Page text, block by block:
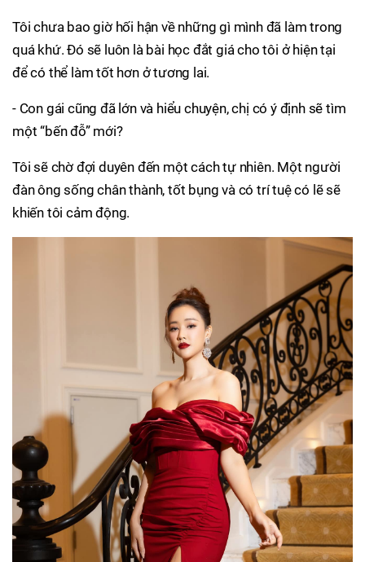
Tôi chưa bao giờ hối hận về những gì mình đã làm trong
quá khứ. Đó sẽ luôn là bài học đắt giá cho tôi ở hiện tại
để có thể làm tốt hơn ở tương lai.
- Con gái cũng đã lớn và hiểu chuyện, chị có ý định sẽ tìm
một “bến đỗ” mới?
Tôi sẽ chờ đợi duyên đến một cách tự nhiên. Một người
đàn ông sống chân thành, tốt bụng và có trí tuệ có lẽ sẽ
khiến tôi cảm động.